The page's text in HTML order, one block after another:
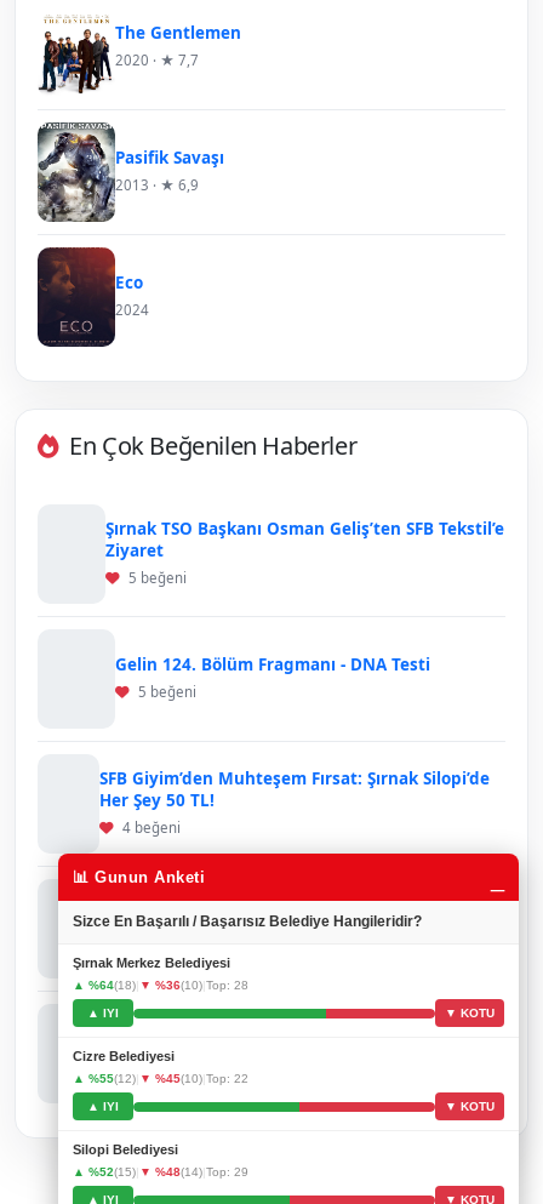
The Gentlemen
2020 · ★ 7,7
Pasifik Savaşı
2013 · ★ 6,9
Eco
2024
En Çok Beğenilen Haberler
Şırnak TSO Başkanı Osman Geliş’ten SFB Tekstil’e
Ziyaret
5 beğeni
Gelin 124. Bölüm Fragmanı - DNA Testi
5 beğeni
SFB Giyim’den Muhteşem Fırsat: Şırnak Silopi’de
Her Şey 50 TL!
4 beğeni
Ruşen Tellioğlu’ndan Gönülleri Isıtan Davranış:
Engelli Gençler Onuruna Anlamlı Yemek
Şırnak’ta Petrol Sondaj Aracı Kazası: Sürücü
Hayatını Kaybetti
3 beğeni
📊 Gunun Anketi
Sizce En Başarılı / Başarısız Belediye Hangileridir?
Şırnak Merkez Belediyesi
▲ %64(18)| ▼ %36(10)|Top: 28
▲ IYI ▼ KOTU
Cizre Belediyesi
▲ %55(12)| ▼ %45(10)|Top: 22
▲ IYI ▼ KOTU
Silopi Belediyesi
▲ %52(15)| ▼ %48(14)|Top: 29
▲ IYI ▼ KOTU